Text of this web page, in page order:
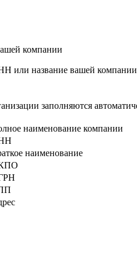
компании
или название вашей компании
заполняются
наименование компании
наименование